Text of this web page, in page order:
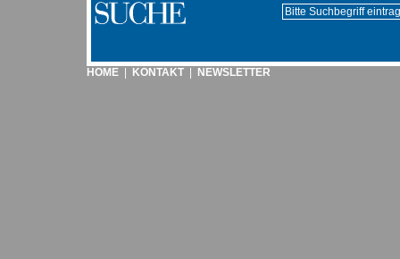
HOME| KONTAKT| NEWSLETTER